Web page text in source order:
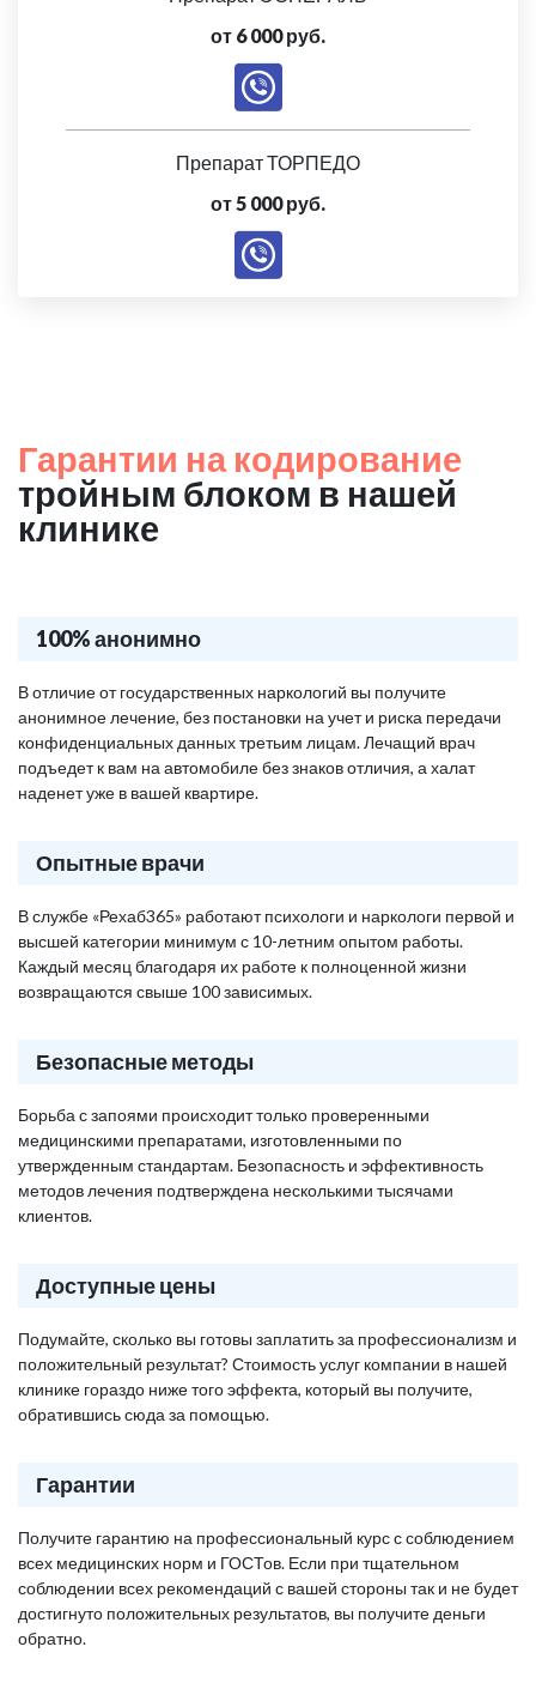
от 6 000 руб.
Препарат ТОРПЕДО
от 5 000 руб.
Гарантии на кодирование
тройным блоком в нашей
клинике
100% анонимно
В отличие от государственных наркологий вы получите
анонимное лечение, без постановки на учет и риска передачи
конфиденциальных данных третьим лицам. Лечащий врач
подъедет к вам на автомобиле без знаков отличия, а халат
наденет уже в вашей квартире.
Опытные врачи
В службе «Рехаб365» работают психологи и наркологи первой и
высшей категории минимум с 10-летним опытом работы.
Каждый месяц благодаря их работе к полноценной жизни
возвращаются свыше 100 зависимых.
Безопасные методы
Борьба с запоями происходит только проверенными
медицинскими препаратами, изготовленными по
утвержденным стандартам. Безопасность и эффективность
методов лечения подтверждена несколькими тысячами
клиентов.
Доступные цены
Подумайте, сколько вы готовы заплатить за профессионализм и
положительный результат? Стоимость услуг компании в нашей
клинике гораздо ниже того эффекта, который вы получите,
обратившись сюда за помощью.
Гарантии
Получите гарантию на профессиональный курс с соблюдением
всех медицинских норм и ГОСТов. Если при тщательном
соблюдении всех рекомендаций с вашей стороны так и не будет
достигнуто положительных результатов, вы получите деньги
обратно.